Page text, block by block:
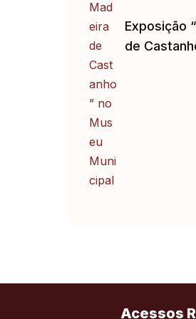
Exposição
de
Acessos